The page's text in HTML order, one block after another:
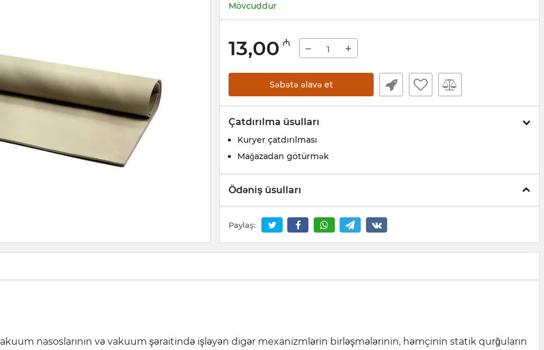
Mövcuddur
13,00 ₼ − +
Səbətə əlavə et
Çatdırılma üsulları
Kuryer çatdırılması
Mağazadan götürmək
Ödəniş üsulları
Paylaş:
nasoslarının və vakuum şəraitində işləyən digər mexanizmlərin birləşmələrinin, həmçinin statik qurğuların